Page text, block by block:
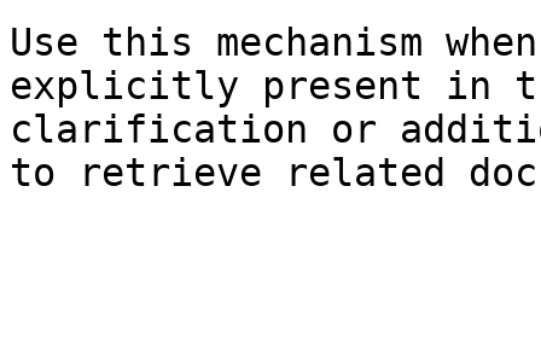
Use this mechanism
explicitly present in
clarification or